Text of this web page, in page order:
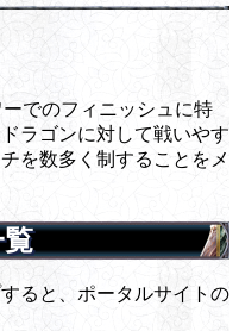
でのフィニッシュに特
ラゴンに対して戦いやす
を数多く制することをメ
ると、ポータルサイトの